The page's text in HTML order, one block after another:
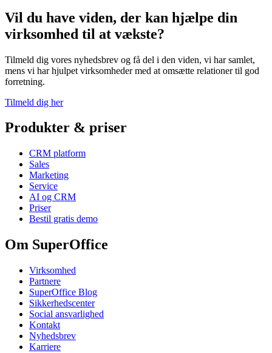
Vil du have viden, der kan hjælpe din
virksomhed til at vækste?
Tilmeld dig vores nyhedsbrev og få del i den viden, vi har samlet,
mens vi har hjulpet virksomheder med at omsætte relationer til god
forretning.
Tilmeld dig her
Produkter & priser
CRM platform
Sales
Marketing
Service
AI og CRM
Priser
Bestil gratis demo
Om SuperOffice
Virksomhed
Partnere
SuperOffice Blog
Sikkerhedscenter
Social ansvarlighed
Kontakt
Nyhedsbrev
Karriere